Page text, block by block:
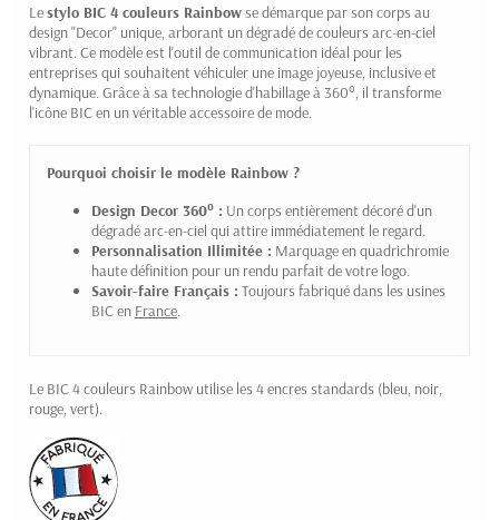
Lestylo BIC 4 couleurs Rainbow se démarque par son corps au
design "Decor" unique, arborant un dégradé de couleurs arc-en-ciel
vibrant. Ce modèle est l'outil de communication idéal pour les
entreprises qui souhaitent véhiculer une image joyeuse, inclusive et
dynamique. Grâce à sa technologie d'habillage à 360°, il transforme
l'icône BIC en un véritable accessoire de mode.
Pourquoi choisir le modèle Rainbow ?
Design Decor 360° : Un corps entièrement décoré d'un
dégradé arc-en-ciel qui attire immédiatement le regard.
Personnalisation Illimitée : Marquage en quadrichromie
haute définition pour un rendu parfait de votre logo.
Savoir-faire Français : Toujours fabriqué dans les usines
BIC en France
Le BIC 4 couleurs Rainbow utilise les 4 encres standards (bleu, noir,
rouge, vert).